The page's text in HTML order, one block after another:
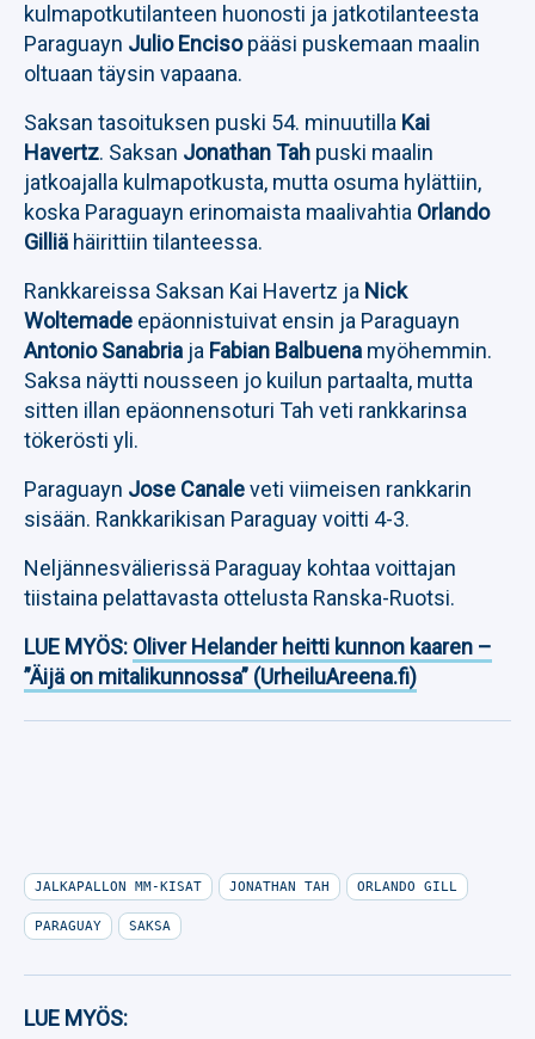
kulmapotkutilanteen huonosti ja jatkotilanteesta
Paraguayn Julio Encisopääsi puskemaan maalin
oltuaan täysin vapaana.
Saksan tasoituksen puski 54. minuutilla Kai
Havertz. Saksan Jonathan Tah puski maalin
jatkoajalla kulmapotkusta, mutta osuma hylättiin,
koska Paraguayn erinomaista maalivahtia Orlando
Gilliä häirittiin tilanteessa.
Rankkareissa Saksan Kai Havertz ja Nick
Woltemade epäonnistuivat ensin ja Paraguayn
Antonio Sanabria ja Fabian Balbuena myöhemmin.
Saksa näytti nousseen jo kuilun partaalta, mutta
sitten illan epäonnensoturi Tah veti rankkarinsa
tökerösti yli.
Paraguayn Jose Canaleveti viimeisen rankkarin
sisään. Rankkarikisan Paraguay voitti 4-3.
Neljännesvälierissä Paraguay kohtaa voittajan
tiistaina pelattavasta ottelusta Ranska-Ruotsi.
LUE MYÖS: Oliver Helander heitti kunnon kaaren –
”Äijä on mitalikunnossa” (UrheiluAreena.fi)
JALKAPALLON MM-KISAT JONATHAN TAH ORLANDO GILL
PARAGUAY SAKSA
LUE MYÖS: